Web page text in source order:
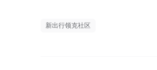
新出行领克社区